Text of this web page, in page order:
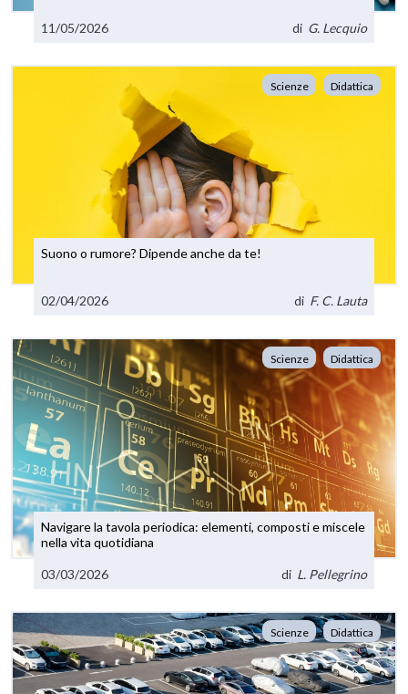
11/05/2026 di G. Lecquio
Scienze Didattica
Suono o rumore? Dipende anche da te!
02/04/2026 di F. C. Lauta
Scienze Didattica
Navigare la tavola periodica: elementi, composti e miscele
nella vita quotidiana
03/03/2026 di L. Pellegrino
Scienze Didattica